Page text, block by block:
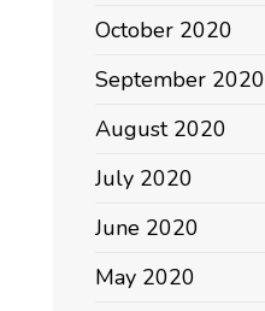
October 2020
September 2020
August 2020
July 2020
June 2020
May 2020